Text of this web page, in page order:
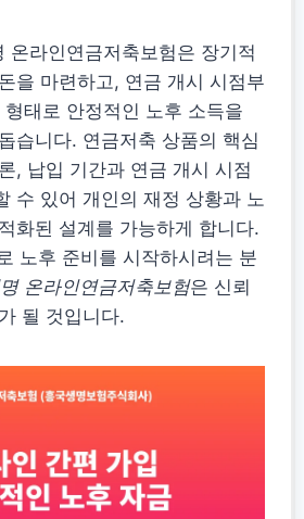
온라인연금저축보험은 장기적
을 마련하고, 연금 개시 시점부
태로 안정적인 노후 소득을
습니다. 연금저축 상품의 핵심
, 납입 기간과 연금 개시 시점
수 있어 개인의 재정 상황과 노
화된 설계를 가능하게 합니다.
노후 준비를 시작하시려는 분
온라인연금저축보험은 신뢰
될 것입니다.